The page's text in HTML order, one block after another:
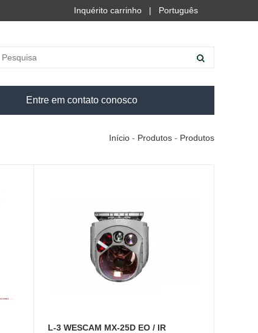
Português
|
Inquérito carrinho
Entre em contato conosco
Início - Produtos - Produtos
L-3 WESCAM MX-25D EO / IR